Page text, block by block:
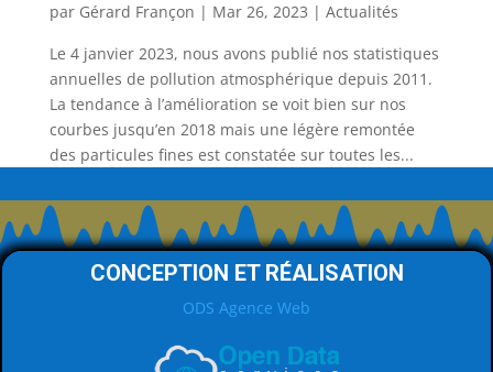
par Gérard Françon | Mar 26, 2023 | Actualités
Le 4 janvier 2023, nous avons publié nos statistiques
annuelles de pollution atmosphérique depuis 2011.
La tendance à l’amélioration se voit bien sur nos
courbes jusqu’en 2018 mais une légère remontée
des particules fines est constatée sur toutes les...
CONCEPTION ET RÉALISATION
ODS Agence Web